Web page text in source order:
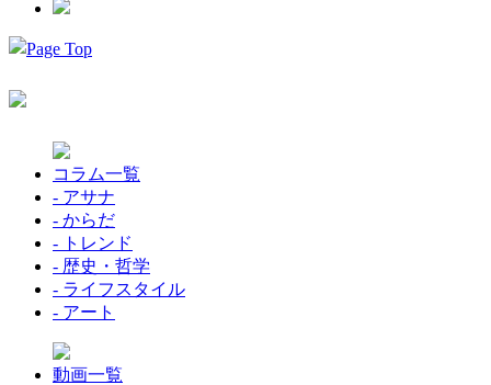
コラム一覧
- アサナ
- からだ
- トレンド
- 歴史・哲学
- ライフスタイル
- アート
動画一覧